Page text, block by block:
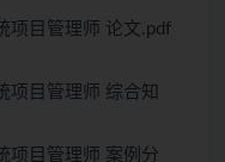
项目管理师 论文.pdf
项目管理师 综合知
项目管理师 案例分